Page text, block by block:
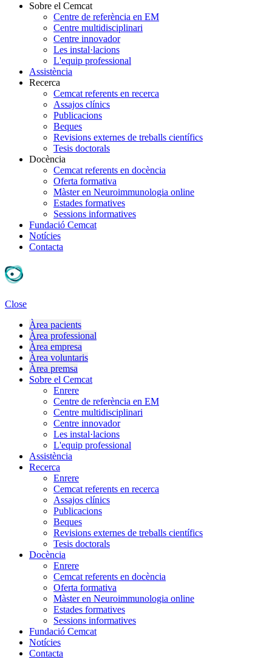
Sobre el Cemcat
Centre de referència en EM
Centre multidisciplinari
Centre innovador
Les instal·lacions
L'equip professional
Assistència
Recerca
Cemcat referents en recerca
Assajos clínics
Publicacions
Beques
Revisions externes de treballs científics
Tesis doctorals
Docència
Cemcat referents en docència
Oferta formativa
Màster en Neuroimmunologia online
Estades formatives
Sessions informatives
Fundació Cemcat
Notícies
Contacta
Close
Àrea pacients
Àrea professional
Àrea empresa
Àrea voluntaris
Àrea premsa
Sobre el Cemcat
Enrere
Centre de referència en EM
Centre multidisciplinari
Centre innovador
Les instal·lacions
L'equip professional
Assistència
Recerca
Enrere
Cemcat referents en recerca
Assajos clínics
Publicacions
Beques
Revisions externes de treballs científics
Tesis doctorals
Docència
Enrere
Cemcat referents en docència
Oferta formativa
Màster en Neuroimmunologia online
Estades formatives
Sessions informatives
Fundació Cemcat
Notícies
Contacta